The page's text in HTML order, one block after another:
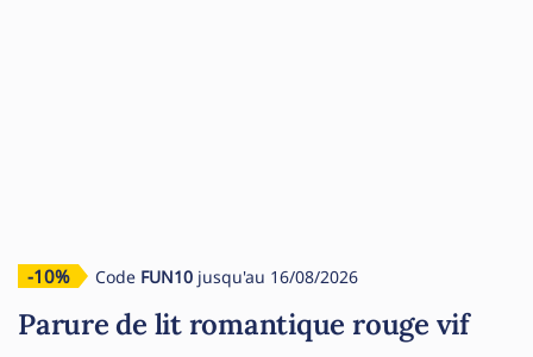
-10% Code FUN10 jusqu'au 16/08/2026
Parure de lit romantique rouge vif